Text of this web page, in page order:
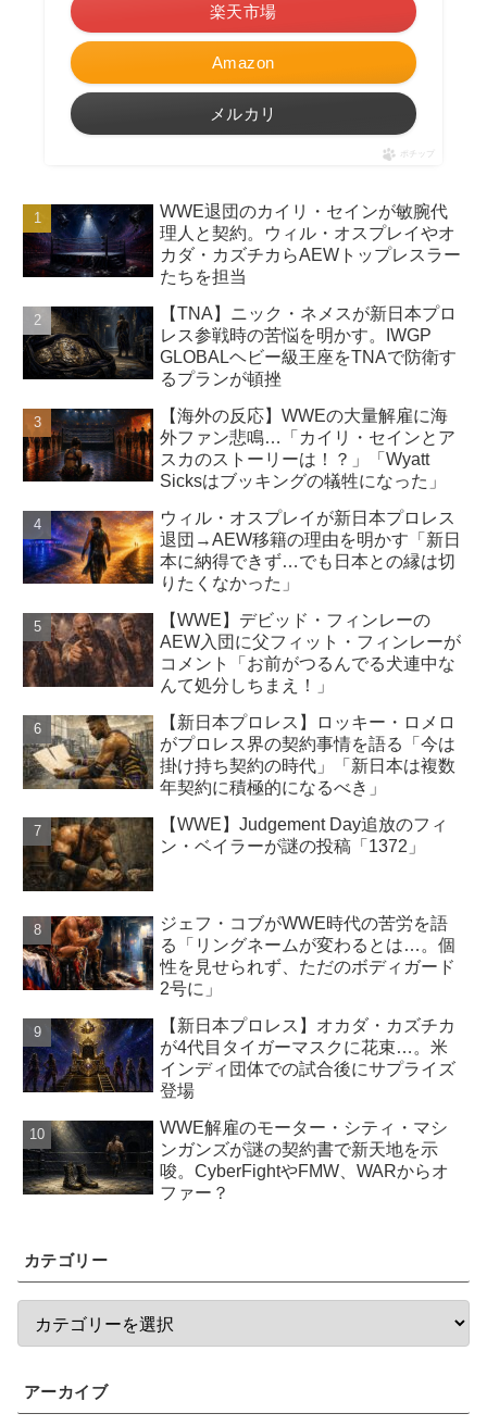
Amazon
楽天市場
メルカリ
ポチップ
WWE退団のカイリ・セインが敏腕代
理人と契約。ウィル・オスプレイやオ
カダ・カズチカらAEWトップレスラー
たちを担当
【TNA】ニック・ネメスが新日本プロ
レス参戦時の苦悩を明かす。IWGP
GLOBALヘビー級王座をTNAで防衛す
るプランが頓挫
【海外の反応】WWEの大量解雇に海
外ファン悲鳴…「カイリ・セインとア
スカのストーリーは！？」「Wyatt
Sicksはブッキングの犠牲になった」
ウィル・オスプレイが新日本プロレス
退団→AEW移籍の理由を明かす「新日
本に納得できず…でも日本との縁は切
りたくなかった」
【WWE】デビッド・フィンレーの
AEW入団に父フィット・フィンレーが
コメント「お前がつるんでる犬連中な
んて処分しちまえ！」
【新日本プロレス】ロッキー・ロメロ
がプロレス界の契約事情を語る「今は
掛け持ち契約の時代」「新日本は複数
年契約に積極的になるべき」
【WWE】Judgement Day追放のフィ
ン・ベイラーが謎の投稿「1372」
ジェフ・コブがWWE時代の苦労を語
る「リングネームが変わるとは…。個
性を見せられず、ただのボディガード
2号に」
【新日本プロレス】オカダ・カズチカ
が4代目タイガーマスクに花束…。米
インディ団体での試合後にサプライズ
登場
WWE解雇のモーター・シティ・マシ
ンガンズが謎の契約書で新天地を示
唆。CyberFightやFMW、WARからオ
ファー？
カテゴリー
アーカイブ